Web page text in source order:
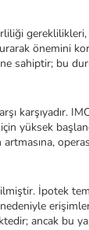
önemini
sahiptir; bu
karşıyadır.
yüksek
İpotek
ancak bu